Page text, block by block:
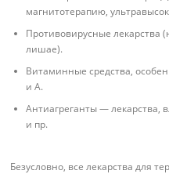
магнитотерапию,
Противовирусные
лишае).
Витаминные средства,
и А.
Антиагреганты — лекарства,
и пр.
Безусловно, все лекарства для